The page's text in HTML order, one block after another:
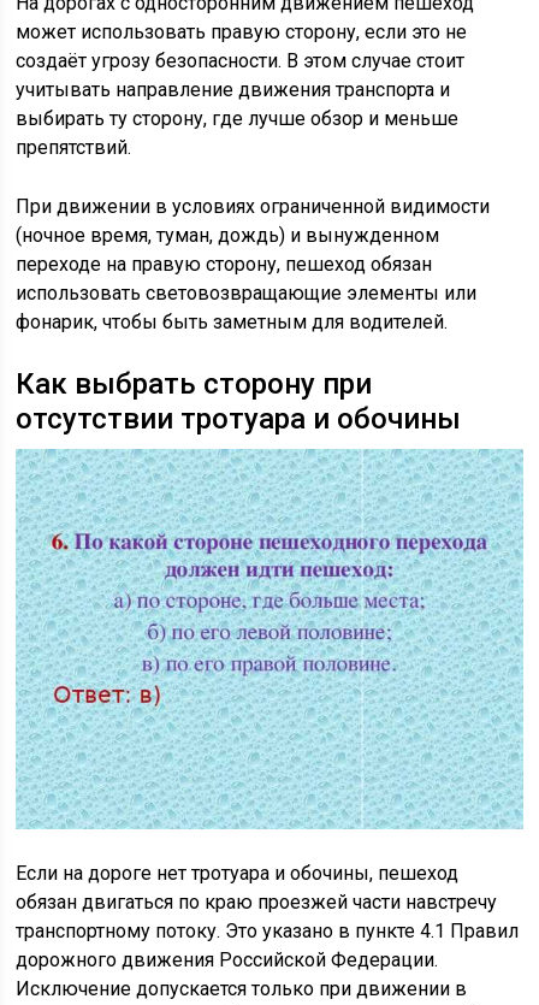
может использовать правую сторону, если это не
создаёт угрозу безопасности. В этом случае стоит
учитывать направление движения транспорта и
выбирать ту сторону, где лучше обзор и меньше
препятствий.
При движении в условиях ограниченной видимости
(ночное время, туман, дождь) и вынужденном
переходе на правую сторону, пешеход обязан
использовать световозвращающие элементы или
фонарик, чтобы быть заметным для водителей.
Как выбрать сторону при
отсутствии тротуара и обочины
Если на дороге нет тротуара и обочины, пешеход
обязан двигаться по краю проезжей части навстречу
транспортному потоку. Это указано в пункте 4.1 Правил
дорожного движения Российской Федерации.
Исключение допускается только при движении в